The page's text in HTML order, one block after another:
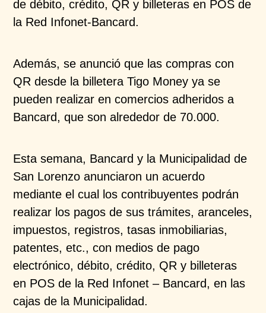
de débito, crédito, QR y billeteras en POS de
la Red Infonet-Bancard.
Además, se anunció que las compras con
QR desde la billetera Tigo Money ya se
pueden realizar en comercios adheridos a
Bancard, que son alrededor de 70.000.
Esta semana, Bancard y la Municipalidad de
San Lorenzo anunciaron un acuerdo
mediante el cual los contribuyentes podrán
realizar los pagos de sus trámites, aranceles,
impuestos, registros, tasas inmobiliarias,
patentes, etc., con medios de pago
electrónico, débito, crédito, QR y billeteras
en POS de la Red Infonet – Bancard, en las
cajas de la Municipalidad.